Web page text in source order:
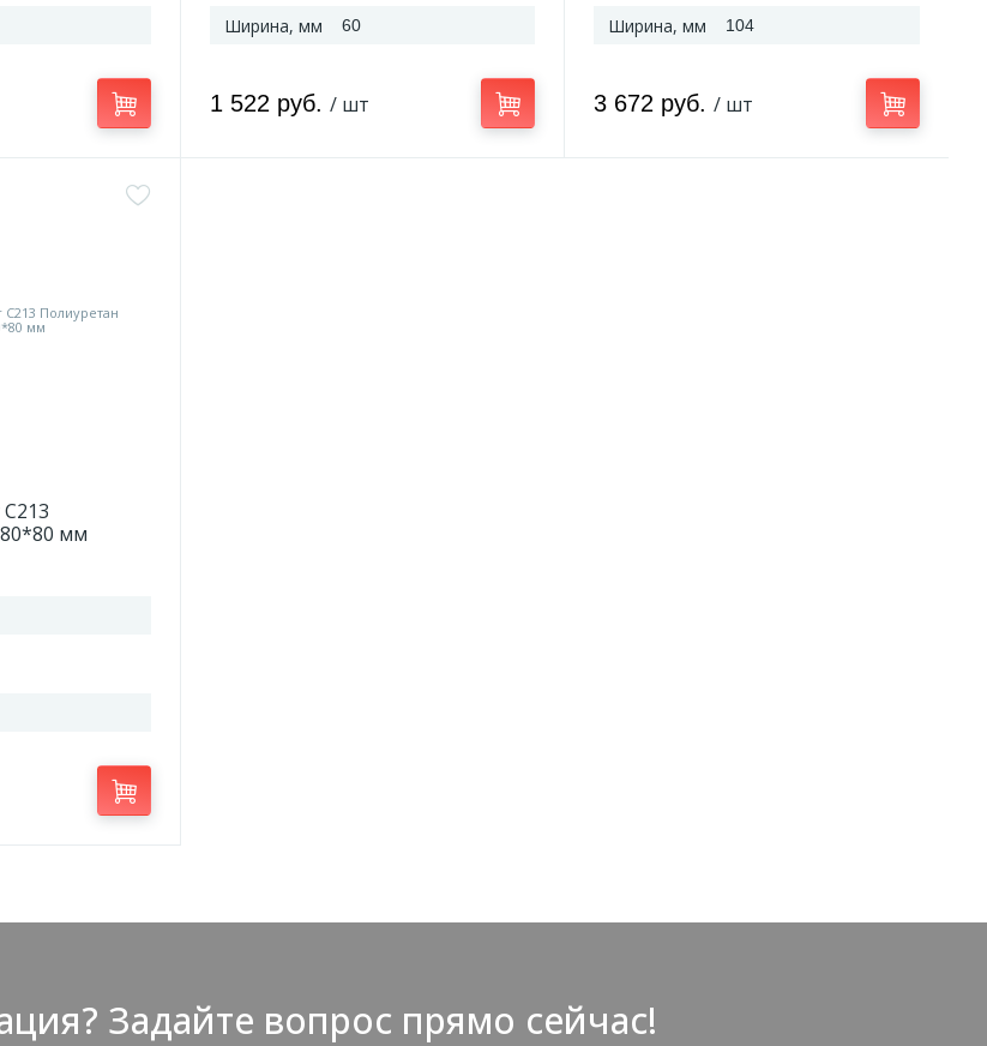
Ширина, мм 60
1 522 руб. / шт
Ширина, мм 104
3 672 руб. / шт
мм
Задайте вопрос прямо сейчас!